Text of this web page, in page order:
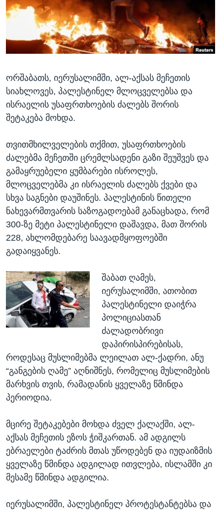
ᲡᲢᲣᲓᲘᲐ ᲕᲐᲨᲘᲜᲒᲢᲝᲜᲘ
ᲔᲙᲝᲜᲝᲛᲘᲙᲐ
ᲯᲐᲜᲛᲠᲗᲔᲚᲝᲑᲐ
ᲛᲔᲪᲜᲘᲔᲠᲔᲑᲐ
ᲙᲣᲚᲢᲣᲠᲐ
ᲒᲐᲚᲘᲚᲔᲝ
ᲓᲔᲖᲘᲜᲤᲝᲠᲛᲐᲪᲘᲐ
Learning English
ᲗᲕᲐᲚᲘ ᲒᲕᲐᲓᲔᲕᲜᲔᲗ
ენები
ორშაბათს, იერუსალიმში, ალ-აქსას მეჩეთის
სიახლოვეს, პალესტინელ მლოცველებსა და
ისრაელის უსაფრთხოების ძალებს შორის
შეტაკება მოხდა.
თვითმხილველების თქმით, უსაფრთხოების
ძალებმა მეჩეთში ცრემლსადენი გაზი შეუშვეს და
გამაყრუებელი ყუმბარები ისროლეს,
მლოცველებმა კი ისრაელის ძალებს ქვები და
სხვა საგნები დაუშინეს. პალესტინის წითელი
ნახევარმთვარის საზოგადოებამ განაცხადა, რომ
300-ზე მეტი პალესტინელი დაშავდა, მათ შორის
228, ახლომდებარე საავადმყოფოებში
გადაიყვანეს.
შაბათ ღამეს,
იერუსალიმში, ათობით
პალესტინელი დაიჭრა
პოლიციასთან
ძალადობრივი
დაპირისპირებისას,
როდესაც მუსლიმებმა ლეილათ ალ-ქადრი, ანუ
“განგების ღამე” აღნიშნეს, რომელიც მუსლიმების
მარხვის თვის, რამადანის ყველაზე წმინდა
პერიოდია.
მცირე შეტაკებები მოხდა ძველ ქალაქში, ალ-
აქსას მეჩეთის ეზოს ჭიშკართან. ამ ადგილს
ებრაელები ტაძრის მთას უწოდებენ და იუდაიზმის
ყველაზე წმინდა ადგილად ითვლება, ისლამში კი
მესამე წმინდა ადგილია.
იერუსალიმში, პალესტინელ პროტესტანტებსა და